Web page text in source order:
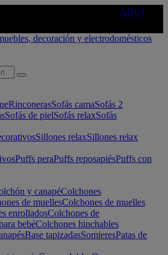
AQUÍ
RinconerasSofás camaSofás 2
Sofás de pielSofás relaxSofás
Sillones relaxSillones relax
Puffs peraPuffs reposapiésPuffs con
y canapéColchones
de muellesColchones de muelles
enrolladosColchones de
bebéColchones hinchables
Base tapizadasSomieresPatas de